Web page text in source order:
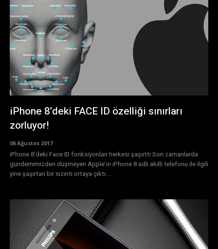
iPhone 8’deki FACE ID özelliği sınırları
zorluyor!
06 Ağustos 2017
iPhone 8’deki Face ID fonksiyonları herkesi şaşırttı Son zamanlarda
gündemimizden düşmeyen Apple’ın iPhone 8 adlı akıllı telefonu ile ilgili
yine şaşırtan bir sızıntı ortaya çıktı....